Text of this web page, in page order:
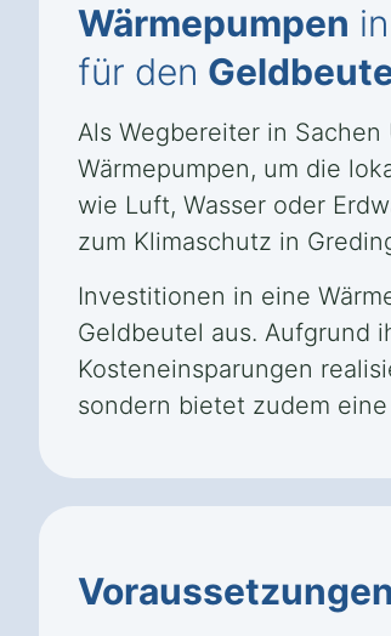
Wärmepumpen
für den
Als Wegbereiter in
Wärmepumpen, um die
wie Luft, Wasser oder
zum Klimaschutz in
Investitionen in eine
Geldbeutel aus. Aufgrund
Kosteneinsparungen
sondern bietet zudem
Voraussetzungen